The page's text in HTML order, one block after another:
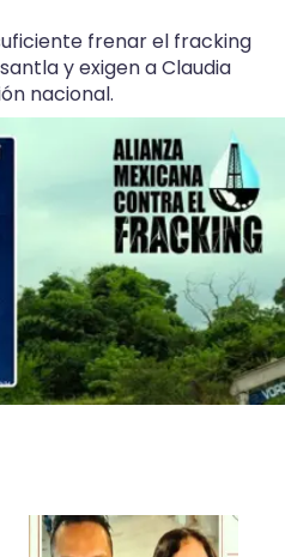
para que Ingenio San
Veracruz y avicultores
Misantla no basta; ONG
alcaldes en Ixhuatlán y
y toman Palacio
frenar el fracking
y exigen a Claudia
nacional.